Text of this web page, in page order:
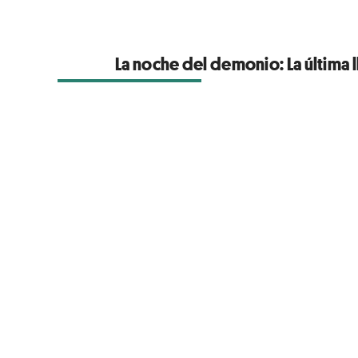
La noche del demonio: La última